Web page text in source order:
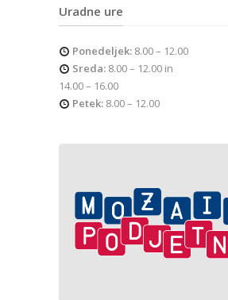
Uradne ure
Ponedeljek: 8.00 – 12.00
Sreda: 8.00 – 12.00 in
14.00 – 16.00
Petek: 8.00 – 12.00